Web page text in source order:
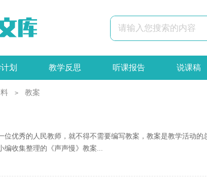
划 教学反思 听课报告 说课稿
结> 教案
位优秀的人民教师，就不得不需要编写教案，教案是教学活动
编收集整理的《声声慢》教案...